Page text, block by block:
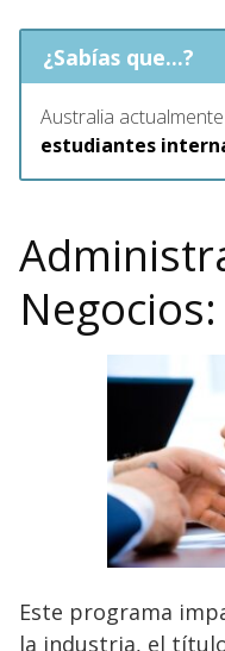
¿Sabías que...?
Australia
estudiantes
Negocios:
Este programa
la industria, el